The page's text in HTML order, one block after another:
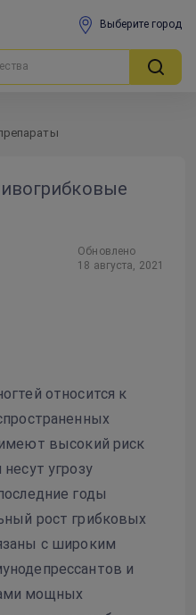
Выберите город
Обновлено
18 августа, 2021
относится к
высокий риск
угрозу
годы
рост грибковых
с широким
и
мощных